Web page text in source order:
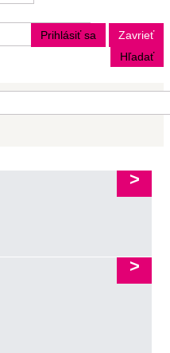
Prihlásiť sa
Zavrieť
Hľadať